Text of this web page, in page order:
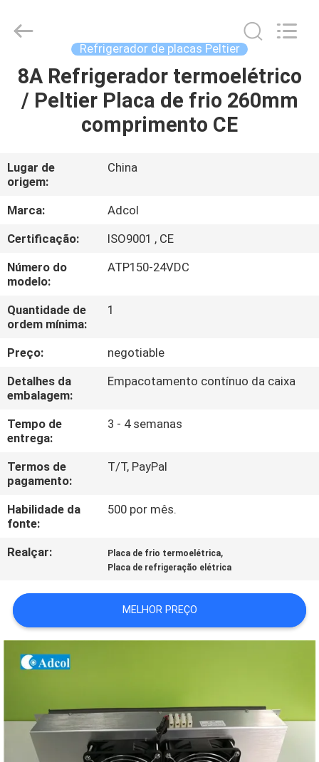
CASA
PRODUTOS
VÍDEOS
SOBRE
NÓS
EXCURSÃO
DA
FÁBRICA
CONTROLE
DA
QUALIDADE
CONTATO
E.U.
MAPA
DO
PRIVACY
POLICY
(Guangzhou)
Reserved.
Refrigerador de placas Peltier
8A Refrigerador termoelétrico
/ Peltier Placa de frio 260mm
comprimento CE
Lugar de
origem:
China
Marca:
Adcol
Certificação:
ISO9001 , CE
Número do
modelo:
ATP150-24VDC
Quantidade de
ordem mínima:
1
Preço:
negotiable
Detalhes da
embalagem:
Empacotamento contínuo da caixa
Tempo de
entrega:
3 - 4 semanas
Termos de
pagamento:
T/T, PayPal
Habilidade da
fonte:
500 por mês.
Realçar: Placa de frio termoelétrica,
Placa de refrigeração elétrica
MELHOR PREÇO